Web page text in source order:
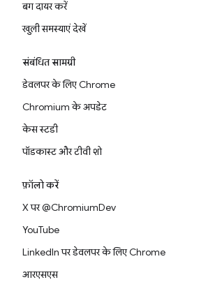
बग दायर करें
खुली समस्याएं देखें
संबंधित सामग्री
डेवलपर के लिए Chrome
Chromium के अपडेट
केस स्टडी
पॉडकास्ट और टीवी शो
फ़ॉलो करें
X पर @ChromiumDev
YouTube
LinkedIn पर डेवलपर के लिए Chrome
आरएसएस